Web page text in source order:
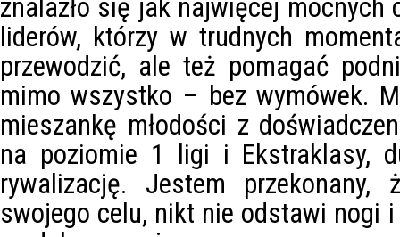
znalazło się jak najwięcej
liderów, którzy w trudnych
przewodzić, ale też pomagać
mimo wszystko – bez wymówek.
mieszankę młodości z
na poziomie 1 ligi i Ekstraklasy,
rywalizację. Jestem
swojego celu, nikt nie odstawi nogi